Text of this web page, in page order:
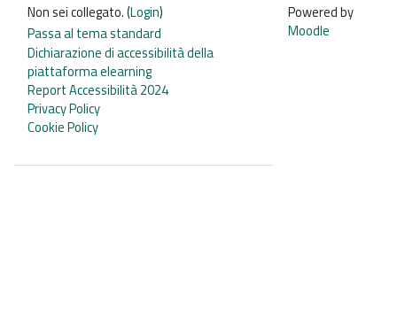
Non sei collegato. (Login)
Passa al tema standard
Dichiarazione di accessibilità della
piattaforma elearning
Report Accessibilità 2024
Privacy Policy
Cookie Policy
Powered by
Moodle